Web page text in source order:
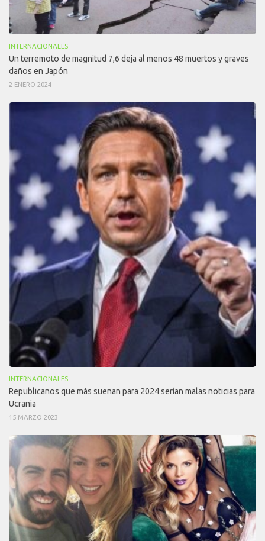
INTERNACIONALES
Un terremoto de magnitud 7,6 deja al menos 48 muertos y graves
daños en Japón
2 ENERO 2024
INTERNACIONALES
Republicanos que más suenan para 2024 serían malas noticias para
Ucrania
15 MARZO 2023